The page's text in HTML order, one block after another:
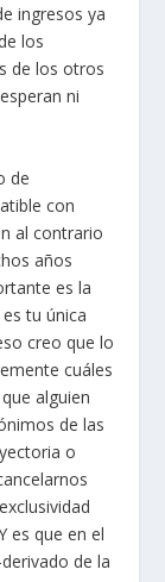
ingresos ya
los
de los otros
ni
de
con
al contrario
años
es la
tu única
creo que lo
cuáles
alguien
de las
o
es que en el
de la